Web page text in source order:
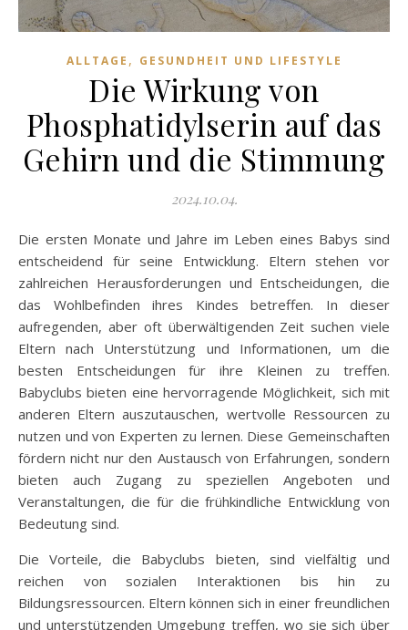
ALLTAGE , GESUNDHEIT UND LIFESTYLE
Die Wirkung von
Phosphatidylserin auf das
Gehirn und die Stimmung
2024.10.04.
Die ersten Monate und Jahre im Leben eines Babys sind
entscheidend für seine Entwicklung. Eltern stehen vor
zahlreichen Herausforderungen und Entscheidungen, die
das Wohlbefinden ihres Kindes betreffen. In dieser
aufregenden, aber oft überwältigenden Zeit suchen viele
Eltern nach Unterstützung und Informationen, um die
besten Entscheidungen für ihre Kleinen zu treffen.
Babyclubs bieten eine hervorragende Möglichkeit, sich mit
anderen Eltern auszutauschen, wertvolle Ressourcen zu
nutzen und von Experten zu lernen. Diese Gemeinschaften
fördern nicht nur den Austausch von Erfahrungen, sondern
bieten auch Zugang zu speziellen Angeboten und
Veranstaltungen, die für die frühkindliche Entwicklung von
Bedeutung sind.
Die Vorteile, die Babyclubs bieten, sind vielfältig und
reichen von sozialen Interaktionen bis hin zu
Bildungsressourcen. Eltern können sich in einer freundlichen
und unterstützenden Umgebung treffen, wo sie sich über